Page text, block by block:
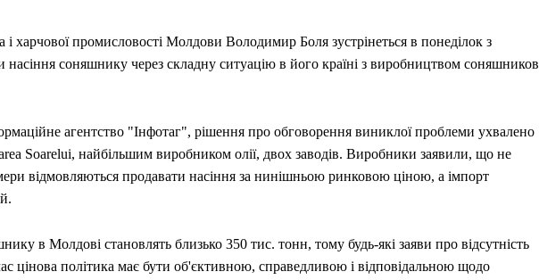
і харчової промисловості Молдови Володимир Боля зустрінеться в понеділок з
соняшнику через складну ситуацію в його країні з виробництвом
агентство "Інфотаг", рішення про обговорення виниклої проблеми ухвалено
Soarelui, найбільшим виробником олії, двох заводів. Виробники заявили, що не
відмовляються продавати насіння за нинішньою ринковою ціною, а імпорт
в Молдові становлять близько 350 тис. тонн, тому будь-які заяви про відсутність
цінова політика має бути об'єктивною, справедливою і відповідальною щодо